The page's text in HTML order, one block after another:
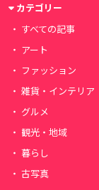
カテゴリー
すべての記事
アート
ファッション
雑貨・インテリア
グルメ
観光・地域
暮らし
古写真